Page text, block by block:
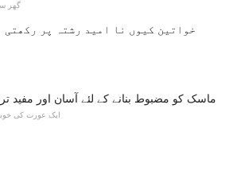
گھر
خواتین کیوں نا امید رشتہ پر رکھتی
ماسک کو مضبوط بنانے کے لئے آسان اور مفید
ایک عورت کی